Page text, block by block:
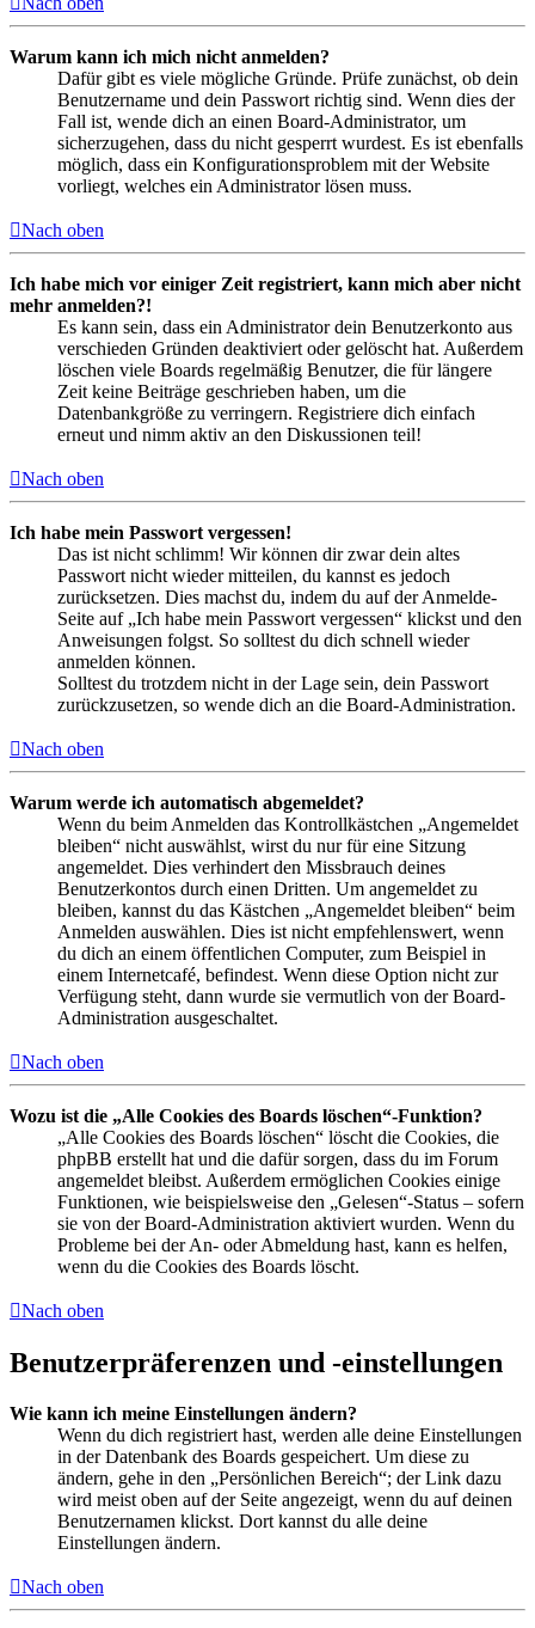
Warum kann ich mich nicht anmelden?
Dafür gibt es viele mögliche Gründe. Prüfe zunächst, ob dein
Benutzername und dein Passwort richtig sind. Wenn dies der
Fall ist, wende dich an einen Board-Administrator, um
sicherzugehen, dass du nicht gesperrt wurdest. Es ist ebenfalls
möglich, dass ein Konfigurationsproblem mit der Website
vorliegt, welches ein Administrator lösen muss.
Nach oben
Ich habe mich vor einiger Zeit registriert, kann mich aber nicht
mehr anmelden?!
Es kann sein, dass ein Administrator dein Benutzerkonto aus
verschieden Gründen deaktiviert oder gelöscht hat. Außerdem
löschen viele Boards regelmäßig Benutzer, die für längere
Zeit keine Beiträge geschrieben haben, um die
Datenbankgröße zu verringern. Registriere dich einfach
erneut und nimm aktiv an den Diskussionen teil!
Nach oben
Ich habe mein Passwort vergessen!
Das ist nicht schlimm! Wir können dir zwar dein altes
Passwort nicht wieder mitteilen, du kannst es jedoch
zurücksetzen. Dies machst du, indem du auf der Anmelde-
Seite auf „Ich habe mein Passwort vergessen“ klickst und den
Anweisungen folgst. So solltest du dich schnell wieder
anmelden können.
Solltest du trotzdem nicht in der Lage sein, dein Passwort
zurückzusetzen, so wende dich an die Board-Administration.
Nach oben
Warum werde ich automatisch abgemeldet?
Wenn du beim Anmelden das Kontrollkästchen „Angemeldet
bleiben“ nicht auswählst, wirst du nur für eine Sitzung
angemeldet. Dies verhindert den Missbrauch deines
Benutzerkontos durch einen Dritten. Um angemeldet zu
bleiben, kannst du das Kästchen „Angemeldet bleiben“ beim
Anmelden auswählen. Dies ist nicht empfehlenswert, wenn
du dich an einem öffentlichen Computer, zum Beispiel in
einem Internetcafé, befindest. Wenn diese Option nicht zur
Verfügung steht, dann wurde sie vermutlich von der Board-
Administration ausgeschaltet.
Nach oben
Wozu ist die „Alle Cookies des Boards löschen“-Funktion?
„Alle Cookies des Boards löschen“ löscht die Cookies, die
phpBB erstellt hat und die dafür sorgen, dass du im Forum
angemeldet bleibst. Außerdem ermöglichen Cookies einige
Funktionen, wie beispielsweise den „Gelesen“-Status – sofern
sie von der Board-Administration aktiviert wurden. Wenn du
Probleme bei der An- oder Abmeldung hast, kann es helfen,
wenn du die Cookies des Boards löscht.
Nach oben
Benutzerpräferenzen und -einstellungen
Wie kann ich meine Einstellungen ändern?
Wenn du dich registriert hast, werden alle deine Einstellungen
in der Datenbank des Boards gespeichert. Um diese zu
ändern, gehe in den „Persönlichen Bereich“; der Link dazu
wird meist oben auf der Seite angezeigt, wenn du auf deinen
Benutzernamen klickst. Dort kannst du alle deine
Einstellungen ändern.
Nach oben